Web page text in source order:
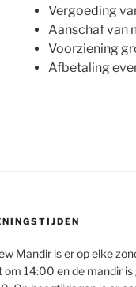
Vergoeding
Aanschaf van
Voorziening
Afbetaling
Mandir is er op elke
om 14:00 en de mandir